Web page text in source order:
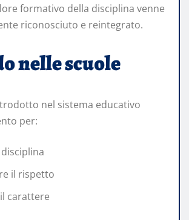
formativo della disciplina venne
riconosciuto e reintegrato.
nelle scuole
nel sistema educativo
per:
il rispetto
carattere